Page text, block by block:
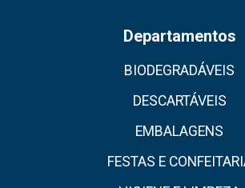
Departamentos
BIODEGRADÁVEIS
DESCARTÁVEIS
EMBALAGENS
FESTAS E